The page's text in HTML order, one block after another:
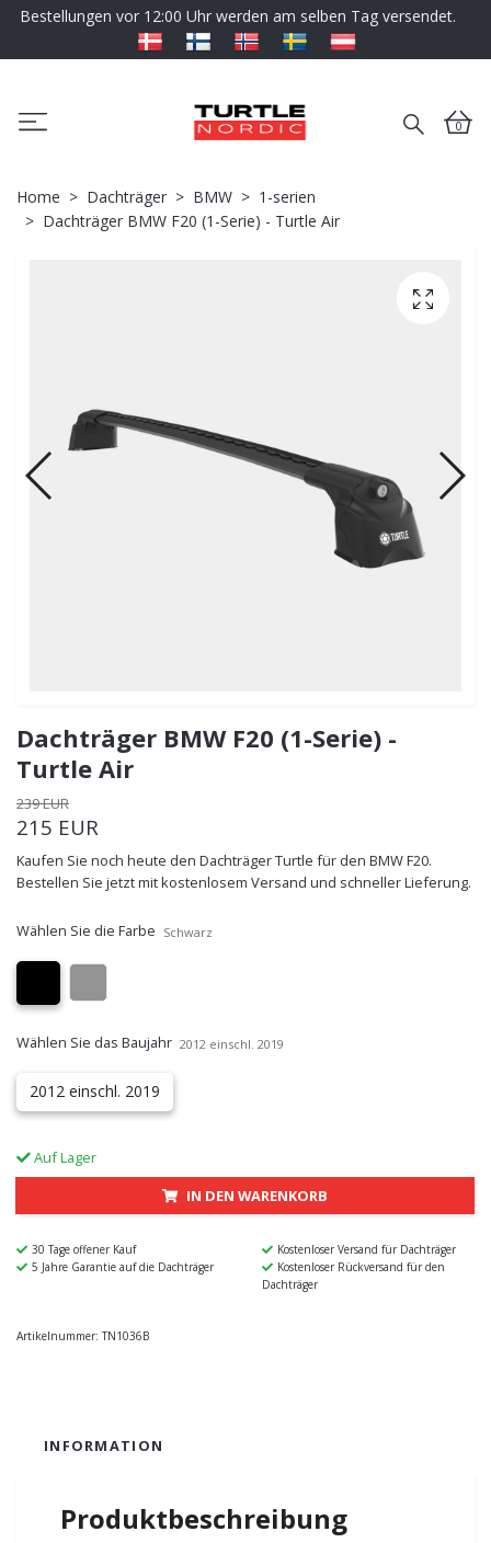
Bestellungen vor 12:00 Uhr werden am selben Tag versendet.
0
Home Dachträger BMW
1-serien
Dachträger BMW F20 (1-Serie) - Turtle Air
Dachträger BMW F20 (1-Serie) -
Turtle Air
239 EUR
215 EUR
Kaufen Sie noch heute den Dachträger Turtle für den BMW F20.
Bestellen Sie jetzt mit kostenlosem Versand und schneller Lieferung.
Wählen Sie die Farbe Schwarz
Wählen Sie das Baujahr 2012 einschl. 2019
2012 einschl. 2019
Auf Lager
IN DEN WARENKORB
30 Tage offener Kauf
Kostenloser Versand für Dachträger
5 Jahre Garantie auf die Dachträger
Kostenloser Rückversand für den
Dachträger
Artikelnummer: TN1036B
INFORMATION
Produktbeschreibung